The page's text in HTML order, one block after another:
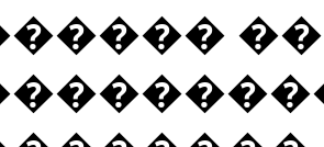
��